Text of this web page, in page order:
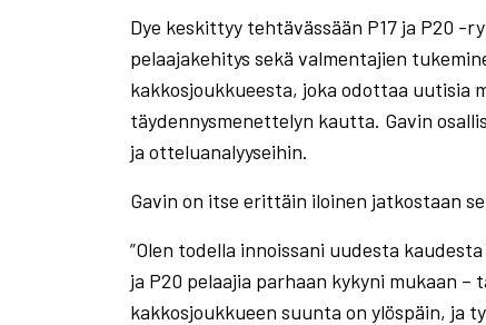
Dye keskittyy tehtävässään P17 ja P20 -
pelaajakehitys sekä valmentajien
kakkosjoukkueesta, joka odottaa uutisia
täydennysmenettelyn kautta. Gavin
ja otteluanalyyseihin.
Gavin on itse erittäin iloinen jatkostaan
”Olen todella innoissani uudesta
ja P20 pelaajia parhaan kykyni mukaan
kakkosjoukkueen suunta on ylöspäin, ja